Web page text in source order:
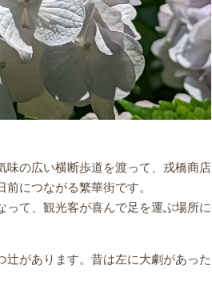
味の広い横断歩道を渡って、戎橋商店
につながる繁華街です。
て、観光客が喜んで足を運ぶ場所に
辻があります。昔は左に大劇があった